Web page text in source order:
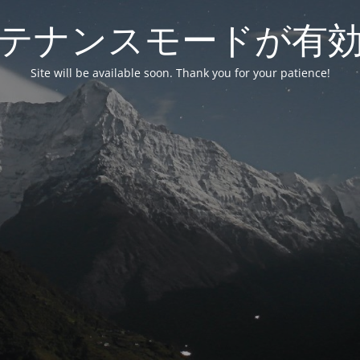
ナンスモードが有
Site will be available soon. Thank you for your patience!